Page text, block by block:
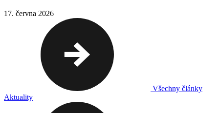
17. června 2026
Všechny články
Aktuality